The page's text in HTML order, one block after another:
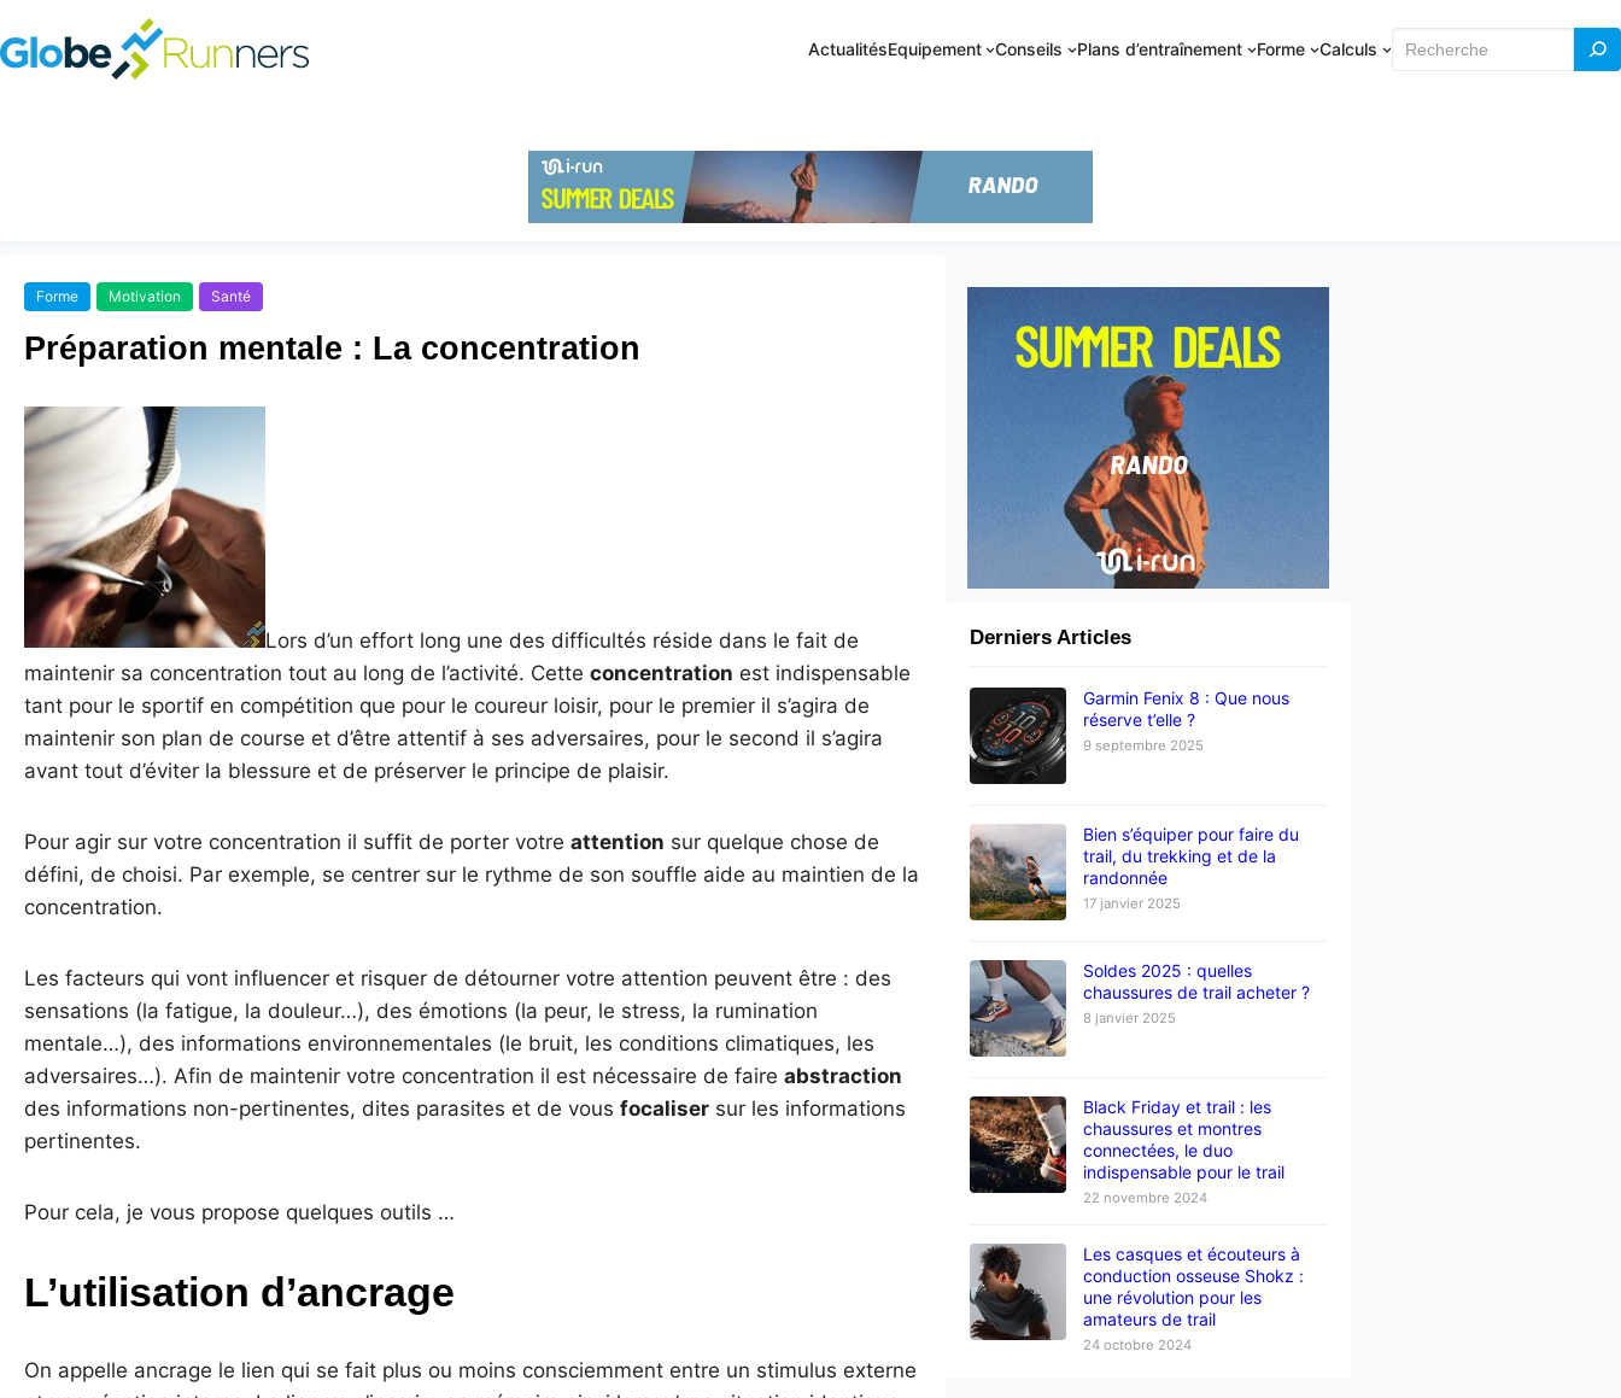
ActualitésEquipement Conseils Plans d’entraînement Forme Calculs Rechercher
Forme Motivation Santé
Préparation mentale : La concentration
Lors d’un effort long une des difficultés réside dans le fait de
maintenir sa concentration tout au long de l’activité. Cette concentration est indispensable
tant pour le sportif en compétition que pour le coureur loisir, pour le premier il s’agira de
maintenir son plan de course et d’être attentif à ses adversaires, pour le second il s’agira
avant tout d’éviter la blessure et de préserver le principe de plaisir.
Pour agir sur votre concentration il suffit de porter votre attention sur quelque chose de
défini, de choisi. Par exemple, se centrer sur le rythme de son souffle aide au maintien de la
concentration.
Les facteurs qui vont influencer et risquer de détourner votre attention peuvent être : des
sensations (la fatigue, la douleur…), des émotions (la peur, le stress, la rumination
mentale…), des informations environnementales (le bruit, les conditions climatiques, les
adversaires…). Afin de maintenir votre concentration il est nécessaire de faire abstraction
des informations non-pertinentes, dites parasites et de vous focaliser sur les informations
pertinentes.
Pour cela, je vous propose quelques outils …
L’utilisation d’ancrage
On appelle ancrage le lien qui se fait plus ou moins consciemment entre un stimulus externe
Derniers Articles
Garmin Fenix 8 : Que nous
réserve t’elle ?
9 septembre 2025
Bien s’équiper pour faire du
trail, du trekking et de la
randonnée
17 janvier 2025
Soldes 2025 : quelles
chaussures de trail acheter ?
8 janvier 2025
Black Friday et trail : les
chaussures et montres
connectées, le duo
indispensable pour le trail
22 novembre 2024
Les casques et écouteurs à
conduction osseuse Shokz :
une révolution pour les
amateurs de trail
24 octobre 2024